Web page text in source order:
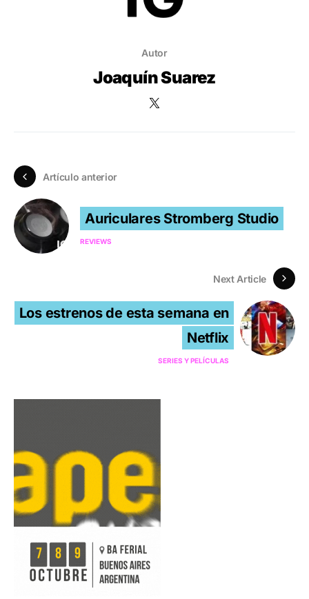
Autor
Joaquín Suarez
Artículo anterior
Auriculares Stromberg Studio
REVIEWS
Next Article
Los estrenos de esta semana en
Netflix
SERIES Y PELÍCULAS